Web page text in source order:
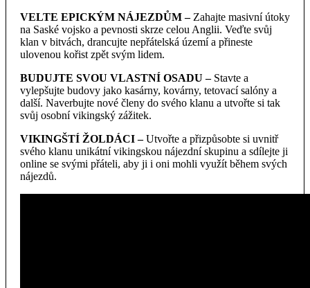
VELTE EPICKÝM NÁJEZDŮM – Zahajte masivní útoky
na Saské vojsko a pevnosti skrze celou Anglii. Veďte svůj
klan v bitvách, drancujte nepřátelská území a přineste
ulovenou kořist zpět svým lidem.
BUDUJTE SVOU VLASTNÍ OSADU – Stavte a
vylepšujte budovy jako kasárny, kovárny, tetovací salóny a
další. Naverbujte nové členy do svého klanu a utvořte si tak
svůj osobní vikingský zážitek.
VIKINGŠTÍ ŽOLDÁCI –Utvořte a přizpůsobte si uvnitř
svého klanu unikátní vikingskou nájezdní skupinu a sdílejte ji
online se svými přáteli, aby ji i oni mohli využít během svých
nájezdů.